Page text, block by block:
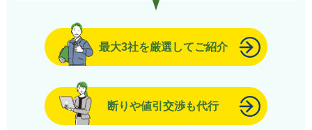
最大3社を厳選してご紹介
断りや値引交渉も代行